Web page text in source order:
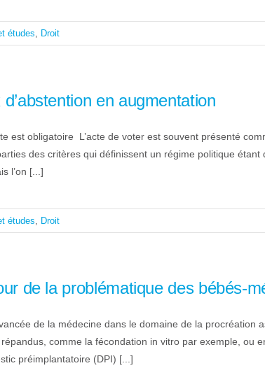
études, Droit
en augmentation
obligatoire L’acte de voter est souvent présenté
des critères qui définissent un régime politique
l’on [...]
études, Droit
de la problématique des bébés-
de la médecine dans le domaine de la
comme la fécondation in vitro par exemple, ou
préimplantatoire (DPI) [...]